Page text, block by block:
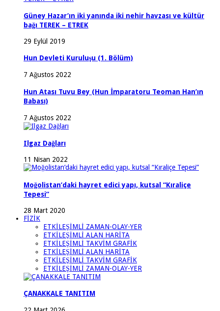
Güney Hazar’ın iki yanında iki nehir havzası ve kültür
bağı TEREK – ETREK
29 Eylül 2019
Hun Devleti Kuruluşu (1. Bölüm)
7 Ağustos 2022
Hun Atası Tuvu Bey (Hun İmparatoru Teoman Han’ın
Babası)
7 Ağustos 2022
Ilgaz Dağları
11 Nisan 2022
Moğolistan’daki hayret edici yapı, kutsal “Kıraliçe
Tepesi”
28 Mart 2020
FİZİK
ETKİLEŞİMLİ ZAMAN-OLAY-YER
ETKİLEŞİMLİ ALAN HARİTA
ETKİLEŞİMLİ TAKVİM GRAFİK
ETKİLEŞİMLİ ALAN HARİTA
ETKİLEŞİMLİ TAKVİM GRAFİK
ETKİLEŞİMLİ ZAMAN-OLAY-YER
ÇANAKKALE TANITIM